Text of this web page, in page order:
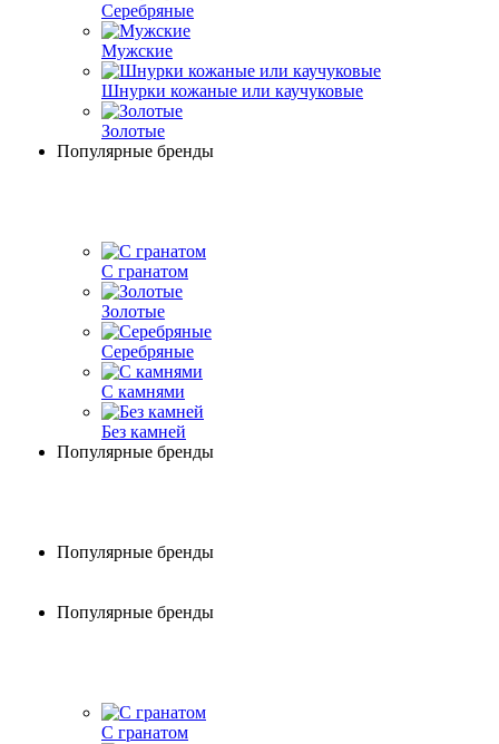
Серебряные
Мужские
Шнурки кожаные или каучуковые
Золотые
Популярные бренды
С гранатом
Золотые
Серебряные
С камнями
Без камней
Популярные бренды
Популярные бренды
Популярные бренды
С гранатом